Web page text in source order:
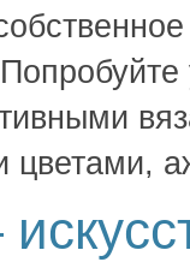
цветами,